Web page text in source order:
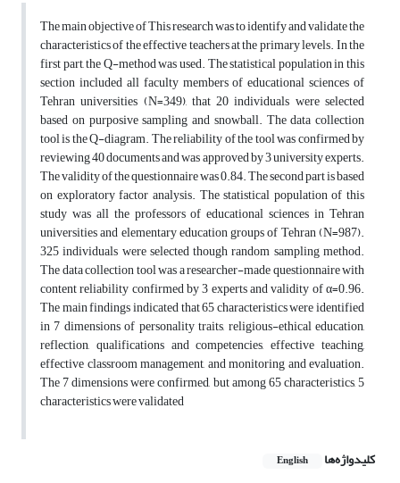
The main objective of This research was to identify and validate the
characteristics of the effective teachers at the primary levels. In the
first part, the Q-method was used. The statistical population in this
section included all faculty members of educational sciences of
Tehran universities (N=349), that 20 individuals were selected
based on purposive sampling and snowball. The data collection
tool is the Q-diagram. The reliability of the tool was confirmed by
reviewing 40 documents and was approved by 3 university experts.
The validity of the questionnaire was 0.84. The second part is based
on exploratory factor analysis. The statistical population of this
study was all the professors of educational sciences in Tehran
universities and elementary education groups of Tehran (N=987).
325 individuals were selected though random sampling method.
The data collection tool was a researcher-made questionnaire with
content reliability confirmed by 3 experts and validity of α=0.96.
The main findings indicated that 65 characteristics were identified
in 7 dimensions of personality traits, religious-ethical education,
reflection, qualifications and competencies, effective teaching,
effective classroom management, and monitoring and evaluation.
The 7 dimensions were confirmed, but among 65 characteristics, 5
characteristics were validated
کلیدواژه‌ها English